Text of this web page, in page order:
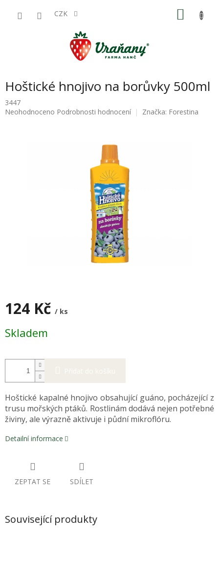
CZK
Hoštické hnojivo na borůvky 500ml
3447
Průměrné
Neohodnoceno Podrobnosti hodnocení Značka: Forestina
124 Kč / ks
cena:
Skladem
Přidat do košíku
Hoštické kapalné hnojivo obsahující guáno, pocházející z
trusu mořských ptáků. Rostlinám dodává nejen potřebné
živiny, ale výrazně aktivuje i půdní mikroflóru.
Detailní informace
ZEPTAT SE SDÍLET
Související produkty